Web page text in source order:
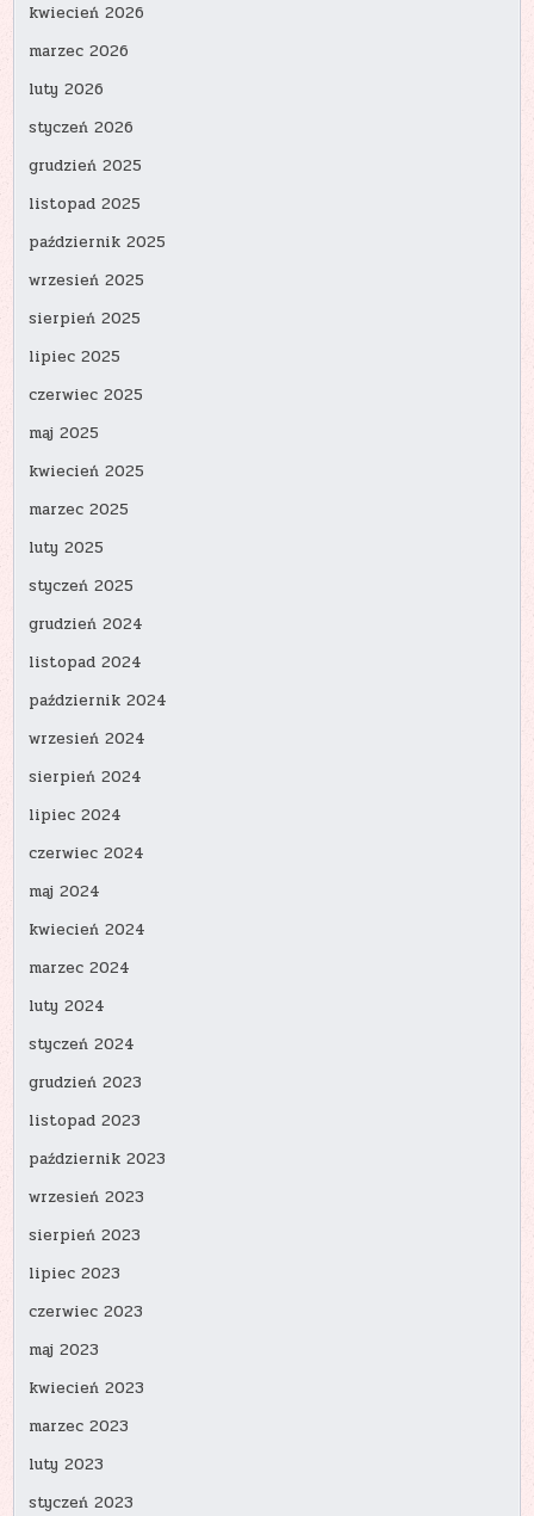
kwiecień 2026
marzec 2026
luty 2026
styczeń 2026
grudzień 2025
listopad 2025
październik 2025
wrzesień 2025
sierpień 2025
lipiec 2025
czerwiec 2025
maj 2025
kwiecień 2025
marzec 2025
luty 2025
styczeń 2025
grudzień 2024
listopad 2024
październik 2024
wrzesień 2024
sierpień 2024
lipiec 2024
czerwiec 2024
maj 2024
kwiecień 2024
marzec 2024
luty 2024
styczeń 2024
grudzień 2023
listopad 2023
październik 2023
wrzesień 2023
sierpień 2023
lipiec 2023
czerwiec 2023
maj 2023
kwiecień 2023
marzec 2023
luty 2023
styczeń 2023